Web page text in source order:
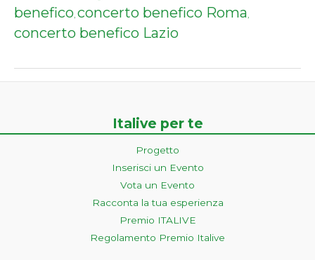
benefico, concerto benefico Roma,
concerto benefico Lazio
Italive per te
Progetto
Inserisci un Evento
Vota un Evento
Racconta la tua esperienza
Premio ITALIVE
Regolamento Premio Italive